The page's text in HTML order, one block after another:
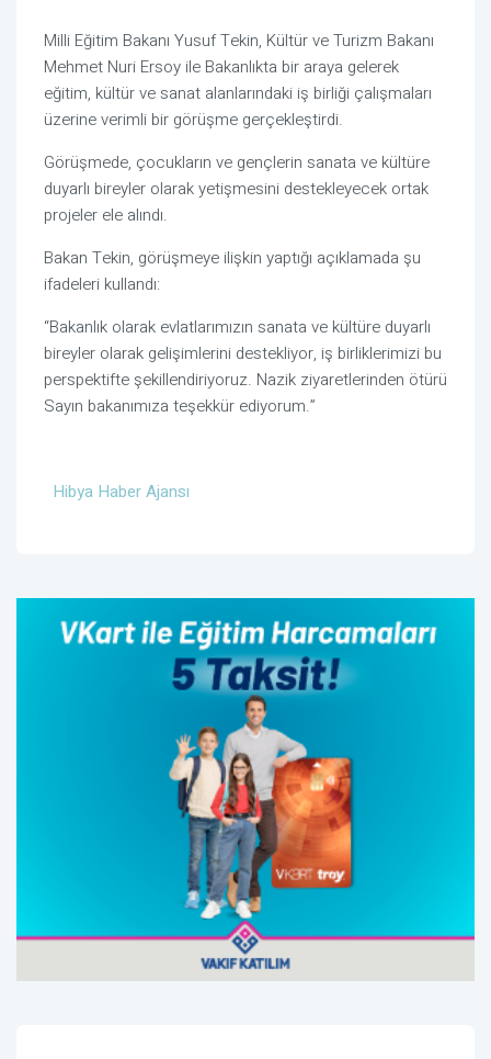
Milli Eğitim Bakanı Yusuf Tekin, Kültür ve Turizm Bakanı
Mehmet Nuri Ersoy ile Bakanlıkta bir araya gelerek
eğitim, kültür ve sanat alanlarındaki iş birliği çalışmaları
üzerine verimli bir görüşme gerçekleştirdi.
Görüşmede, çocukların ve gençlerin sanata ve kültüre
duyarlı bireyler olarak yetişmesini destekleyecek ortak
projeler ele alındı.
Bakan Tekin, görüşmeye ilişkin yaptığı açıklamada şu
ifadeleri kullandı:
“Bakanlık olarak evlatlarımızın sanata ve kültüre duyarlı
bireyler olarak gelişimlerini destekliyor, iş birliklerimizi bu
perspektifte şekillendiriyoruz. Nazik ziyaretlerinden ötürü
Sayın bakanımıza teşekkür ediyorum.”
Hibya Haber Ajansı